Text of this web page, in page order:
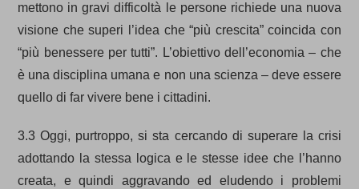
mettono in gravi difficoltà le persone richiede una nuova
visione che superi l’idea che “più crescita” coincida con
“più benessere per tutti”. L’obiettivo dell’economia – che
è una disciplina umana e non una scienza – deve essere
quello di far vivere bene i cittadini.
3.3 Oggi, purtroppo, si sta cercando di superare la crisi
adottando la stessa logica e le stesse idee che l’hanno
creata, e quindi aggravando ed eludendo i problemi